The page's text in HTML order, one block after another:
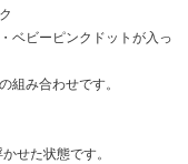
ベビーピンクドットが入っ
組み合わせです。
せた状態です。